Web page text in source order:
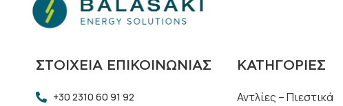
ΣΤΟΙΧΕΊΑ ΕΠΙΚΟΙΝΩΝΊΑΣ
+30 2310 60 91 92
ΚΑΤΗΓΟΡΊΕΣ
Αντλίες – Πιεστικά